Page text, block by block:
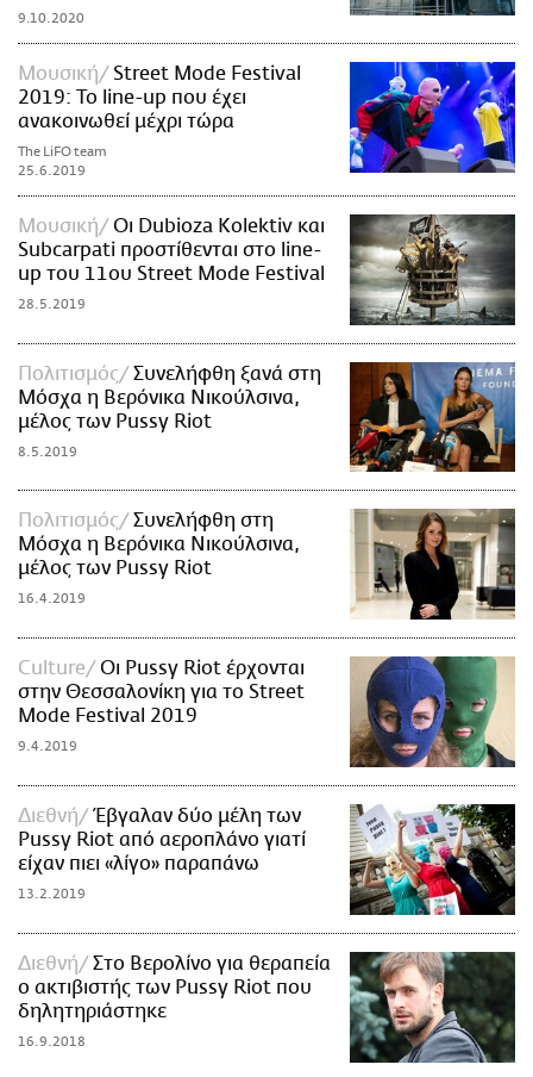
9.10.2020
Μουσική
Street Mode Festival
2019: Το line-up που έχει
ανακοινωθεί μέχρι τώρα
The LiFO team
25.6.2019
Μουσική
Οι Dubioza Kolektiv και
Subcarpati προστίθενται στο line-
up του 11ου Street Mode Festival
28.5.2019
Πολιτισμός
Συνελήφθη ξανά στη
Μόσχα η Βερόνικα Νικούλσινα,
μέλος των Pussy Riot
8.5.2019
Πολιτισμός
Συνελήφθη στη
Μόσχα η Βερόνικα Νικούλσινα,
μέλος των Pussy Riot
16.4.2019
Culture
Oι Pussy Riot έρχονται
στην Θεσσαλονίκη για το Street
Mode Festival 2019
9.4.2019
Διεθνή
Έβγαλαν δύο μέλη των
Pussy Riot από αεροπλάνο γιατί
είχαν πιει «λίγο» παραπάνω
13.2.2019
Διεθνή
Στο Βερολίνο για θεραπεία
ο ακτιβιστής των Pussy Riot που
δηλητηριάστηκε
16.9.2018